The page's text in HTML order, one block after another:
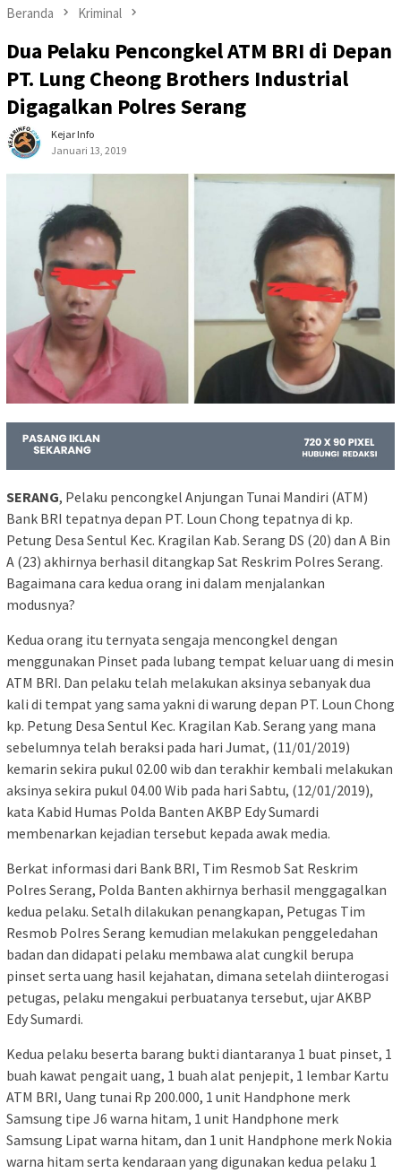
Beranda Kriminal
Dua Pelaku Pencongkel ATM BRI di Depan
PT. Lung Cheong Brothers Industrial
Digagalkan Polres Serang
Kejar Info
Januari 13, 2019
SERANG, Pelaku pencongkel Anjungan Tunai Mandiri (ATM)
Bank BRI tepatnya depan PT. Loun Chong tepatnya di kp.
Petung Desa Sentul Kec. Kragilan Kab. Serang DS (20) dan A Bin
A (23) akhirnya berhasil ditangkap Sat Reskrim Polres Serang.
Bagaimana cara kedua orang ini dalam menjalankan
modusnya?
Kedua orang itu ternyata sengaja mencongkel dengan
menggunakan Pinset pada lubang tempat keluar uang di mesin
ATM BRI. Dan pelaku telah melakukan aksinya sebanyak dua
kali di tempat yang sama yakni di warung depan PT. Loun Chong
kp. Petung Desa Sentul Kec. Kragilan Kab. Serang yang mana
sebelumnya telah beraksi pada hari Jumat, (11/01/2019)
kemarin sekira pukul 02.00 wib dan terakhir kembali melakukan
aksinya sekira pukul 04.00 Wib pada hari Sabtu, (12/01/2019),
kata Kabid Humas Polda Banten AKBP Edy Sumardi
membenarkan kejadian tersebut kepada awak media.
Berkat informasi dari Bank BRI, Tim Resmob Sat Reskrim
Polres Serang, Polda Banten akhirnya berhasil menggagalkan
kedua pelaku. Setalh dilakukan penangkapan, Petugas Tim
Resmob Polres Serang kemudian melakukan penggeledahan
badan dan didapati pelaku membawa alat cungkil berupa
pinset serta uang hasil kejahatan, dimana setelah diinterogasi
petugas, pelaku mengakui perbuatanya tersebut, ujar AKBP
Edy Sumardi.
Kedua pelaku beserta barang bukti diantaranya 1 buat pinset, 1
buah kawat pengait uang, 1 buah alat penjepit, 1 lembar Kartu
ATM BRI, Uang tunai Rp 200.000, 1 unit Handphone merk
Samsung tipe J6 warna hitam, 1 unit Handphone merk
Samsung Lipat warna hitam, dan 1 unit Handphone merk Nokia
warna hitam serta kendaraan yang digunakan kedua pelaku 1